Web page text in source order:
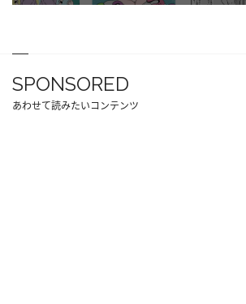
SPONSORED
あわせて読みたいコンテンツ